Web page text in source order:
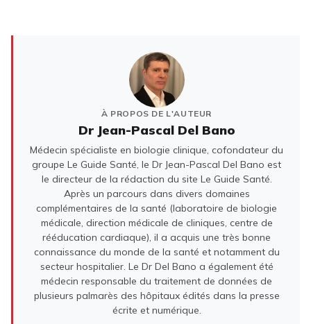
À PROPOS DE L'AUTEUR
Dr Jean-Pascal Del Bano
Médecin spécialiste en biologie clinique, cofondateur du
groupe Le Guide Santé, le Dr Jean-Pascal Del Bano est
le directeur de la rédaction du site Le Guide Santé.
Après un parcours dans divers domaines
complémentaires de la santé (laboratoire de biologie
médicale, direction médicale de cliniques, centre de
rééducation cardiaque), il a acquis une très bonne
connaissance du monde de la santé et notamment du
secteur hospitalier. Le Dr Del Bano a également été
médecin responsable du traitement de données de
plusieurs palmarès des hôpitaux édités dans la presse
écrite et numérique.